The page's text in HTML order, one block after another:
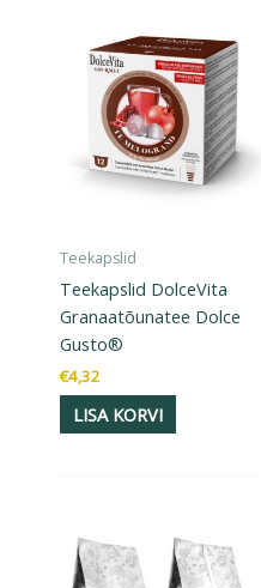
Teekapslid
Teekapslid DolceVita
Granaatõunatee Dolce
Gusto®
€4,32
LISA KORVI